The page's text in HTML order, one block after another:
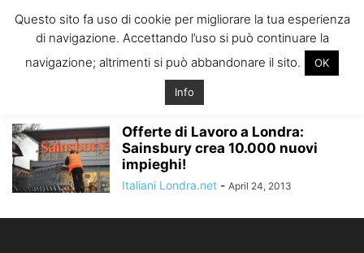
ITALIANI A
LONDRA
Il blog degli Italiani nella rebel city
Home Tags Lavoro sainsbury londra
lavoro sainsbury londra
Offerte di Lavoro a Londra:
Sainsbury crea 10.000 nuovi
impieghi!
Italiani Londra.net - April 24, 2013
Questo sito fa uso di cookie per migliorare la tua esperienza
di navigazione. Accettando l’uso si può continuare la
navigazione; altrimenti si può abbandonare il sito.
OK
Info